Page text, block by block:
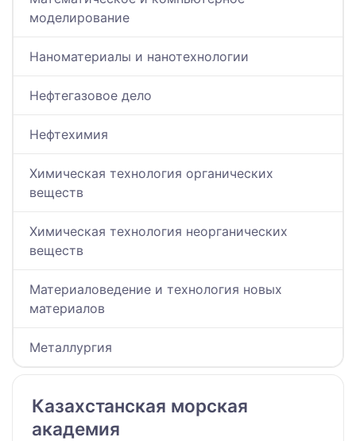
моделирование
Наноматериалы и нанотехнологии
Нефтегазовое дело
Нефтехимия
Химическая технология органических
веществ
Химическая технология неорганических
веществ
Материаловедение и технология новых
материалов
Металлургия
Казахстанская морская
академия